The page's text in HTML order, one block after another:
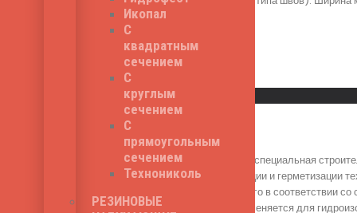
Икопал
С
квадратным
сечением
С
круглым
сечением
С
прямоугольным
сечением
Технониколь
РЕЗИНОВЫЕ
456
Быстрый просмотр
Бесафлекс ASI 200 - специальная
функцию гидроизоляции и герметизации
осуществляется строго в соответствии
гидрошпонок ASI применяется для